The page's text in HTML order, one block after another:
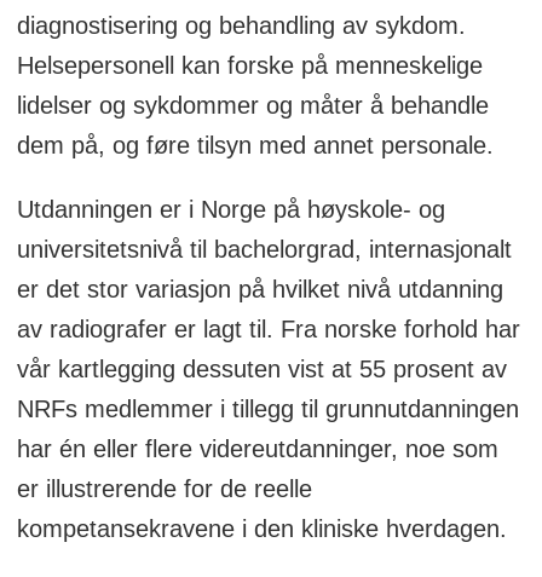
diagnostisering og behandling av sykdom.
Helsepersonell kan forske på menneskelige
lidelser og sykdommer og måter å behandle
dem på, og føre tilsyn med annet personale.
Utdanningen er i Norge på høyskole- og
universitetsnivå til bachelorgrad, internasjonalt
er det stor variasjon på hvilket nivå utdanning
av radiografer er lagt til. Fra norske forhold har
vår kartlegging dessuten vist at 55 prosent av
NRFs medlemmer i tillegg til grunnutdanningen
har én eller flere videreutdanninger, noe som
er illustrerende for de reelle
kompetansekravene i den kliniske hverdagen.